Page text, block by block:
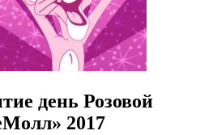
день Розовой
2017